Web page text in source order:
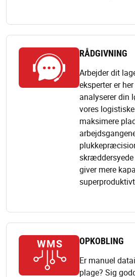
RÅDGIVNING
Arbejder dit
eksperter er
analyserer din
vores
maksimere
giver mere
OPKOBLING
Er manuel
plage? Sig